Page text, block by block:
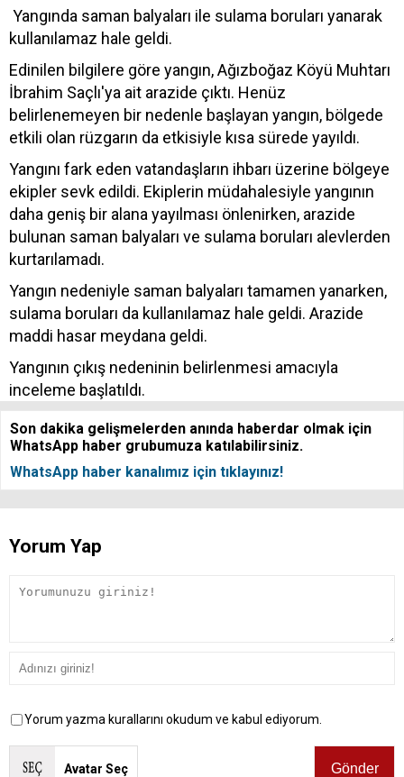
Yangında saman balyaları ile sulama boruları yanarak
kullanılamaz hale geldi.
Edinilen bilgilere göre yangın, Ağızboğaz Köyü Muhtarı
İbrahim Saçlı'ya ait arazide çıktı. Henüz
belirlenemeyen bir nedenle başlayan yangın, bölgede
etkili olan rüzgarın da etkisiyle kısa sürede yayıldı.
Yangını fark eden vatandaşların ihbarı üzerine bölgeye
ekipler sevk edildi. Ekiplerin müdahalesiyle yangının
daha geniş bir alana yayılması önlenirken, arazide
bulunan saman balyaları ve sulama boruları alevlerden
kurtarılamadı.
Yangın nedeniyle saman balyaları tamamen yanarken,
sulama boruları da kullanılamaz hale geldi. Arazide
maddi hasar meydana geldi.
Yangının çıkış nedeninin belirlenmesi amacıyla
inceleme başlatıldı.
Son dakika gelişmelerden anında haberdar olmak için
WhatsApp haber grubumuza katılabilirsiniz.
WhatsApp haber kanalımız için tıklayınız!
Yorum Yap
Yorum yazma kurallarını okudum ve kabul ediyorum.
Avatar Seç